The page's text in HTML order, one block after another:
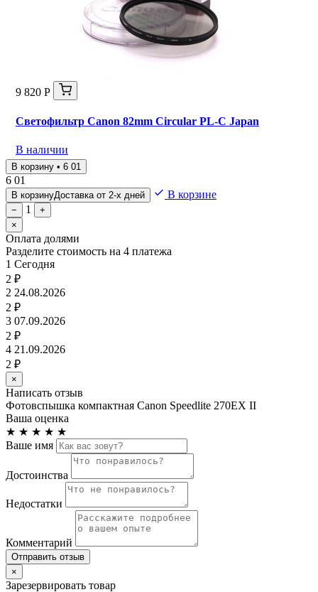
9 820 Р
Светофильтр Canon 82mm Circular PL-C Japan
В наличии
В корзину • 6 01
6 01
В корзинуДоставка от 2-х дней В корзине
− 1
+
×
Оплата долями
Разделите стоимость на 4 платежа
1 Сегодня
2 ₽
2 24.08.2026
2 ₽
3 07.09.2026
2 ₽
4 21.09.2026
2 ₽
×
Написать отзыв
Фотовспышка компактная Canon Speedlite 270EX II
Ваша оценка
★ ★ ★ ★ ★
Ваше имя
Достоинства
Недостатки
Комментарий
Отправить отзыв
×
Зарезервировать товар